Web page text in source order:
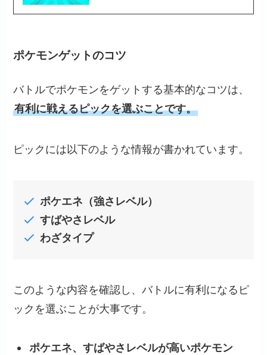
ポケモンゲットのコツ
バトルでポケモンをゲットする基本的なコツは、
有利に戦えるピックを選ぶことです。
ピックには以下のような情報が書かれています。
ポケエネ（強さレベル）
すばやさレベル
わざタイプ
このような内容を確認し、バトルに有利になるピ
ックを選ぶことが大事です。
ポケエネ、すばやさレベルが高いポケモン